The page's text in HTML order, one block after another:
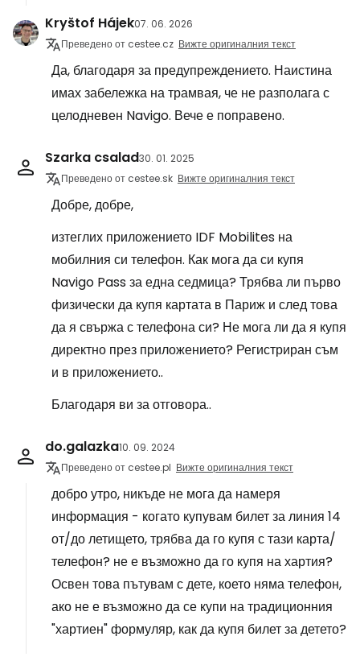
Kryštof Hájek07. 06. 2026
Преведено от cestee.cz Вижте оригиналния текст
Да, благодаря за предупреждението. Наистина
имах забележка на трамвая, че не разполага с
целодневен Navigo. Вече е поправено.
Szarka csalad30. 01. 2025
Преведено от cestee.sk Вижте оригиналния текст
Добре, добре,
изтеглих приложението IDF Mobilites на
мобилния си телефон. Как мога да си купя
Navigo Pass за една седмица? Трябва ли първо
физически да купя картата в Париж и след това
да я свържа с телефона си? Не мога ли да я купя
директно през приложението? Регистриран съм
и в приложението..
Благодаря ви за отговора..
do.galazka10. 09. 2024
Преведено от cestee.pl Вижте оригиналния текст
добро утро, никъде не мога да намеря
информация - когато купувам билет за линия 14
от/до летището, трябва да го купя с тази карта/
телефон? не е възможно да го купя на хартия?
Освен това пътувам с дете, което няма телефон,
ако не е възможно да се купи на традиционния
"хартиен" формуляр, как да купя билет за детето?